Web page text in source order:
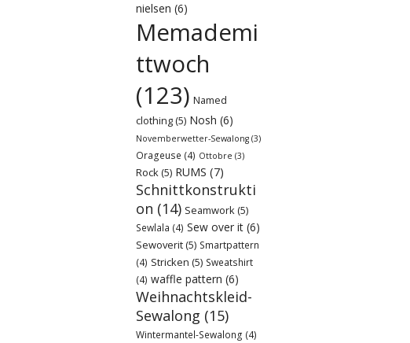
nielsen (6)
Memademi
ttwoch
(123) Named
clothing (5) Nosh (6)
Novemberwetter-Sewalong (3)
Orageuse (4) Ottobre (3)
Rock (5) RUMS (7)
Schnittkonstrukti
on (14) Seamwork (5)
Sewlala (4) Sew over it (6)
Sewoverit (5) Smartpattern
(4) Stricken (5) Sweatshirt
(4) waffle pattern (6)
Weihnachtskleid-
Sewalong (15)
Wintermantel-Sewalong (4)